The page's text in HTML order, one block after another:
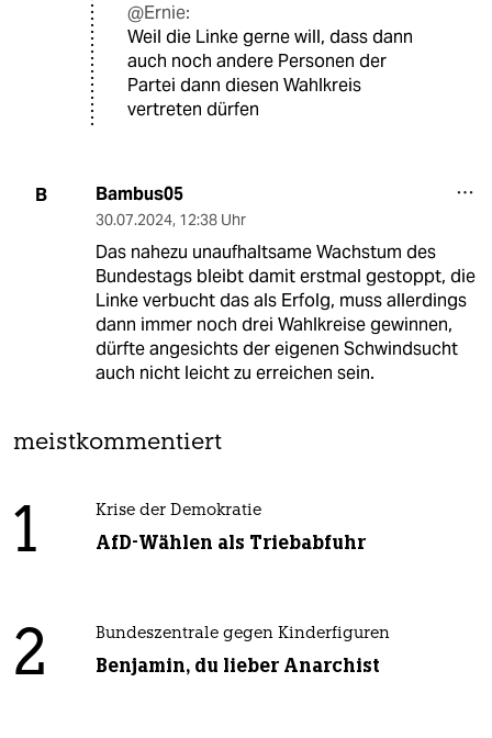
@Ernie:
Weil die Linke gerne will, dass dann
auch noch andere Personen der
Partei dann diesen Wahlkreis
vertreten dürfen
B Bambus05
30.07.2024, 12:38 Uhr
Das nahezu unaufhaltsame Wachstum des
Bundestags bleibt damit erstmal gestoppt, die
Linke verbucht das als Erfolg, muss allerdings
dann immer noch drei Wahlkreise gewinnen,
dürfte angesichts der eigenen Schwindsucht
auch nicht leicht zu erreichen sein.
meistkommentiert
1 Krise der Demokratie
AfD-Wählen als Triebabfuhr
2 Bundeszentrale gegen Kinderfiguren
Benjamin, du lieber Anarchist